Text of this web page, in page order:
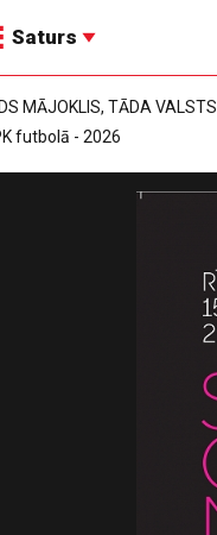
Saturs
MĀJOKLIS, TĀDA VALSTS
futbolā - 2026